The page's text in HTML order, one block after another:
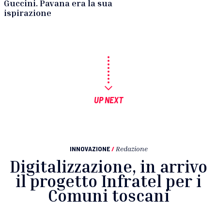
Guccini. Pavana era la sua
ispirazione
UP NEXT
INNOVAZIONE / Redazione
Digitalizzazione, in arrivo
il progetto Infratel per i
Comuni toscani